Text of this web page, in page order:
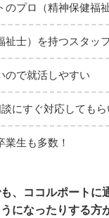
のプロ（精神保健福
祉士）を持つスタッ
ので就活しやすい
にすぐ対応しても
生も多数！
、ココルポートに
になったりする方